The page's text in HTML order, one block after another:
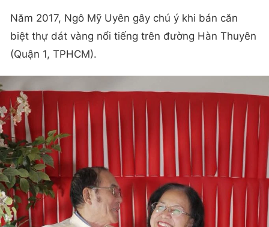
Năm 2017, Ngô Mỹ Uyên gây chú ý khi bán căn
biệt thự dát vàng nổi tiếng trên đường Hàn Thuyên
(Quận 1, TPHCM).